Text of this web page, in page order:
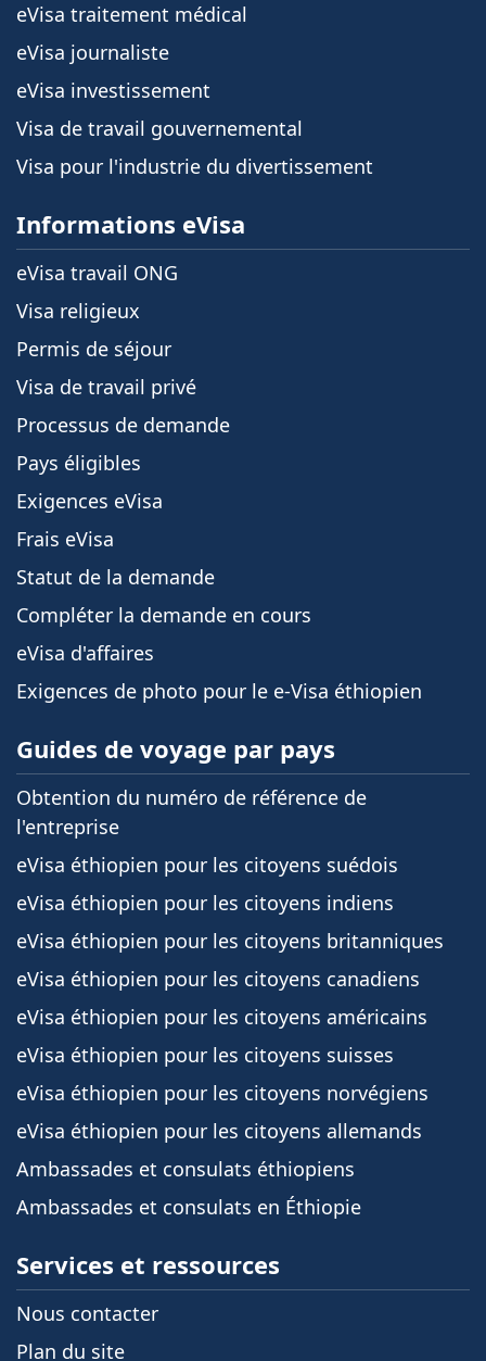
eVisa traitement médical
eVisa journaliste
eVisa investissement
Visa de travail gouvernemental
Visa pour l'industrie du divertissement
Informations eVisa
eVisa travail ONG
Visa religieux
Permis de séjour
Visa de travail privé
Processus de demande
Pays éligibles
Exigences eVisa
Frais eVisa
Statut de la demande
Compléter la demande en cours
eVisa d'affaires
Exigences de photo pour le e-Visa éthiopien
Guides de voyage par pays
Obtention du numéro de référence de
l'entreprise
eVisa éthiopien pour les citoyens suédois
eVisa éthiopien pour les citoyens indiens
eVisa éthiopien pour les citoyens britanniques
eVisa éthiopien pour les citoyens canadiens
eVisa éthiopien pour les citoyens américains
eVisa éthiopien pour les citoyens suisses
eVisa éthiopien pour les citoyens norvégiens
eVisa éthiopien pour les citoyens allemands
Ambassades et consulats éthiopiens
Ambassades et consulats en Éthiopie
Services et ressources
Nous contacter
Plan du site